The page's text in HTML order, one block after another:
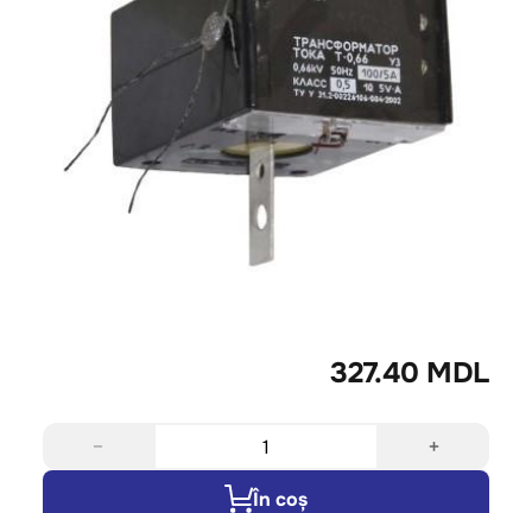
327.40 MDL
− +
În coș